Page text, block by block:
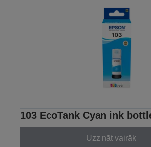
103 EcoTank Cyan ink
Uzzināt vairāk